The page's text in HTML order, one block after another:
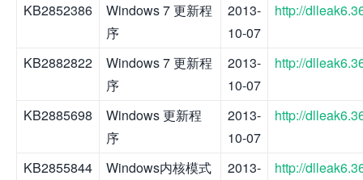
KB2852386
Windows 7 更新程
序
2013-
10-07
http://
KB2882822
Windows 7 更新程
序
2013-
10-07
http://
KB2885698
Windows 更新程
序
2013-
10-07
http://
KB2855844
Windows内核模式
2013-
http://